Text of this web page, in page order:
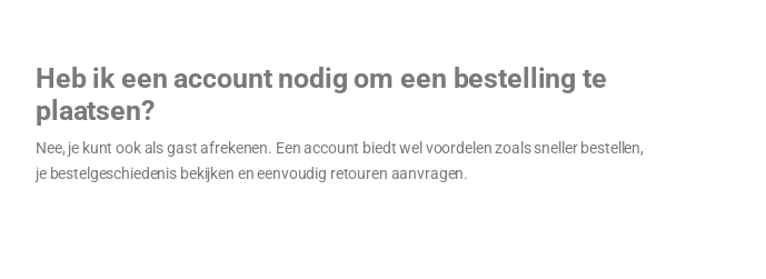
Heb ik een account nodig om een bestelling te
plaatsen?
Nee, je kunt ook als gast afrekenen. Een account biedt wel voordelen zoals sneller bestellen,
je bestelgeschiedenis bekijken en eenvoudig retouren aanvragen.